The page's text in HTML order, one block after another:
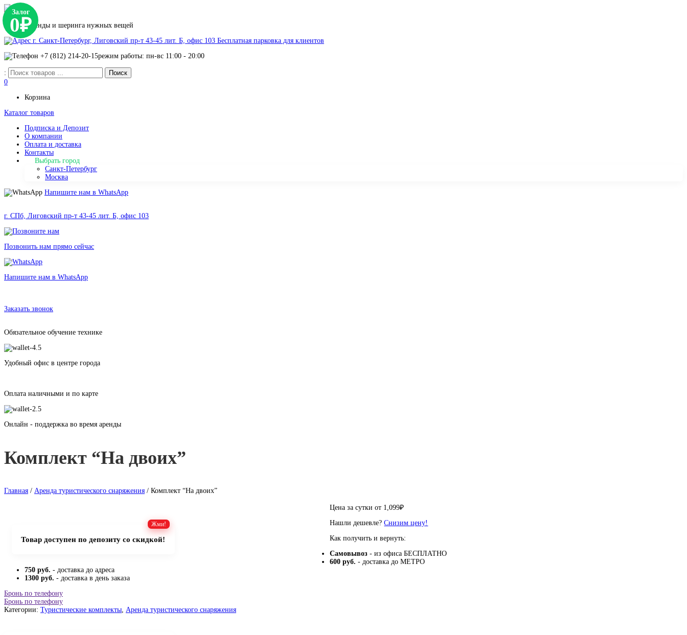
Сервис аренды и шеринга нужных вещей
г. Санкт-Петербург, Лиговский пр-т 43-45 лит. Б, офис 103 Бесплатная парковка для клиентов
+7 (812) 214-20-15режим работы: пн-вс 11:00 - 20:00
:
0
Корзина
Каталог товаров
Подписка и Депозит
О компании
Оплата и доставка
Контакты
Выбрать город
Санкт-Петербург
Москва
Напишите нам в WhatsApp
г. СПб, Лиговский пр-т 43-45 лит. Б, офис 103
Позвонить нам прямо сейчас
Напишите нам в WhatsApp
Заказать звонок
Обязательное обучение технике
Удобный офис в центре города
Оплата наличными и по карте
Онлайн - поддержка во время аренды
Комплект “На двоих”
Главная / Аренда туристического снаряжения / Комплект “На двоих”
Залог
0₽
Товар доступен по депозиту со скидкой!
Цена за сутки от 1,099₽
Нашли дешевле?Снизим цену!
Как получить и вернуть:
Самовывоз - из офиса БЕСПЛАТНО
600 руб. - доставка до МЕТРО
750 руб. - доставка до адреса
1300 руб. - доставка в день заказа
Бронь по телефону
Бронь по телефону
Категории: Туристические комплекты, Аренда туристического снаряжения